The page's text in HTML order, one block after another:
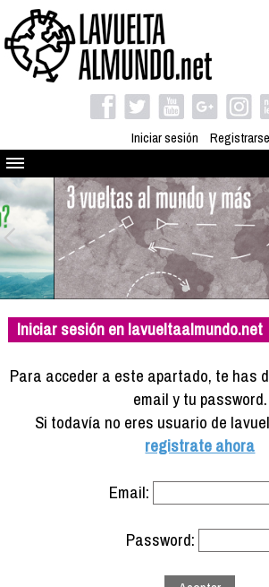
Iniciar sesión Registrarse
Quienes somos
El proyecto
Blog
Viaja con nosotros
Camino solidario
Libros
Compañeros de viaje
Info viajeros
Iniciar sesión en lavueltaalmundo.net
Para acceder a este apartado, te has
email y tu password.
Si todavía no eres usuario de
registrate ahora
Email:
Password: